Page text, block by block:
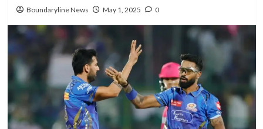
Boundaryline News May 1, 2025 0